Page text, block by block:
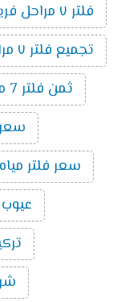
فلتر ٧ مراحل فريش
تجميع فلتر ٧ مراحل
ثمن فلتر 7 مراحل
سعر فلتر
سعر فلتر مياه 7 مراحل تايوانى امريكي 2019
عيوب